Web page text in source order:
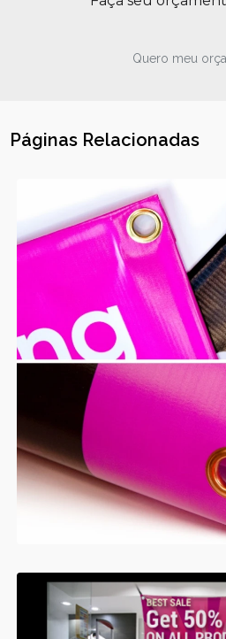
Quero meu
Páginas Relacionadas